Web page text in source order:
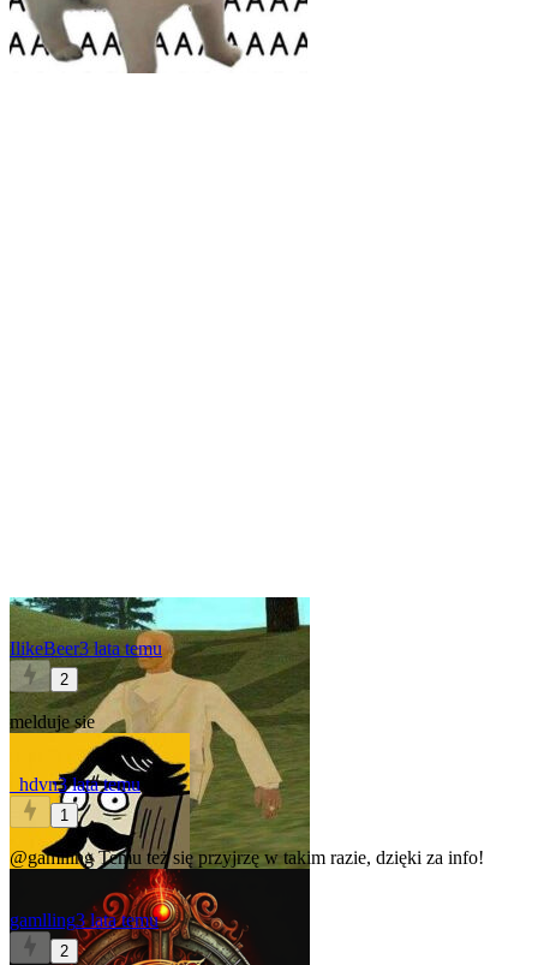
IlikeBeer3 lata temu
2
melduje sie
_hdvn3 lata temu
1
@gamllingTemu też się przyjrzę w takim razie, dzięki za info!
gamlling3 lata temu
2